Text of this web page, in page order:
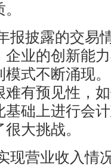
报披露的交易
企业的创新能
模式不断涌现
难有预见性，
基础上进行会
大挑战。
现营业收入情